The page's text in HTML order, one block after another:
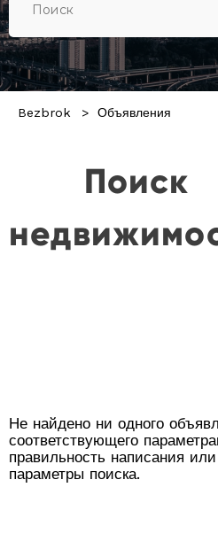
Bezbrok Объявления
Поиск
Не найдено ни одного
соответствующего
правильность написания
параметры поиска.